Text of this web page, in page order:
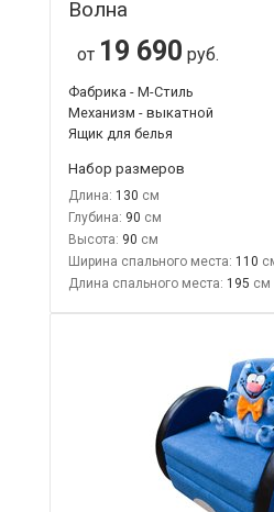
Волна
от 19 690 руб.
Фабрика - М-Стиль
Механизм - выкатной
Ящик для белья
Набор размеров
Длина: 130
Глубина: 90
Высота: 90
Ширина спального места: 110
Длина спального места: 195